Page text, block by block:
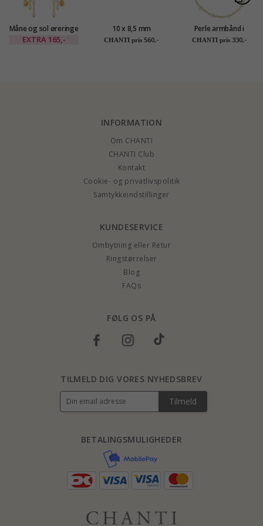
Måne og sol øreringe
i forgyldt messing -
EXTRA 165,-
10 x 8,5 mm
dagmarkors perle
CHANTI pris 560,-
Perle armbånd i
forgyldt sølv
CHANTI pris 330,-
INFORMATION
Om CHANTI
CHANTI Club
Kontakt
Cookie- og privatlivspolitik
Samtykkeindstillinger
KUNDESERVICE
Ombytning eller Retur
Ringstørrelser
Blog
FAQs
FØLG OS PÅ
BETALINGSMULIGHEDER
TILMELD DIG VORES NYHEDSBREV
Tilmeld